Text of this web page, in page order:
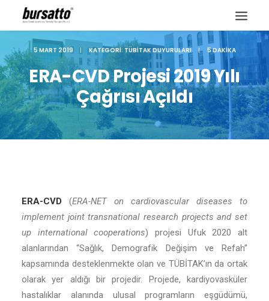
Site içi arama
5 MART 2019 | KATEGORI: TÜBITAK DUYURULARI | 5 DAKIKA
ERA-CVD Projesi 2019 Yılı
Çağrısı Açıldı
ERA-CVD (ERA-NET on cardiovascular diseases to
implement joint transnational research projects and set
up international cooperations) projesi Ufuk 2020 alt
alanlarından “Sağlık, Demografik Değişim ve Refah”
kapsamında desteklenmekte olan ve TÜBİTAK’ın da ortak
olarak yer aldığı bir projedir. Projede, kardiyovasküler
hastalıklar alanında ulusal programların eşgüdümü,